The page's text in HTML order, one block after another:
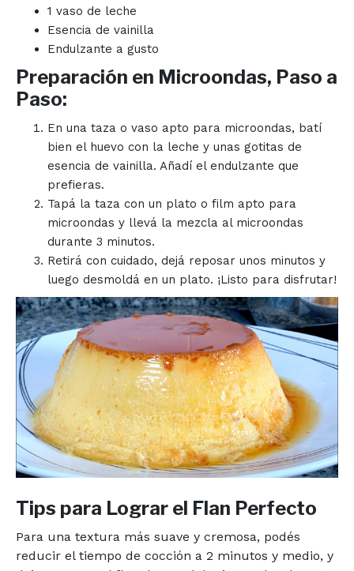
1 vaso de leche
Esencia de vainilla
Endulzante a gusto
Preparación en Microondas, Paso a
Paso:
En una taza o vaso apto para microondas, batí
bien el huevo con la leche y unas gotitas de
esencia de vainilla. Añadí el endulzante que
prefieras.
Tapá la taza con un plato o film apto para
microondas y llevá la mezcla al microondas
durante 3 minutos.
Retirá con cuidado, dejá reposar unos minutos y
luego desmoldá en un plato. ¡Listo para disfrutar!
Tips para Lograr el Flan Perfecto
Para una textura más suave y cremosa, podés
reducir el tiempo de cocción a 2 minutos y medio, y